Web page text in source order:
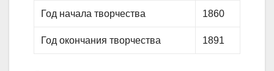
Год начала творчества 1860
Год окончания творчества 1891